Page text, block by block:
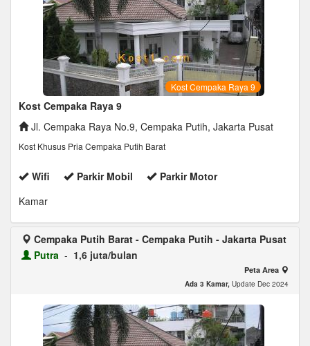
Kost Cempaka Raya 9
Kost Cempaka Raya 9
Jl. Cempaka Raya No.9, Cempaka Putih, Jakarta Pusat
Kost Khusus Pria Cempaka Putih Barat
Wifi Parkir Mobil
Parkir Motor
Kamar
Cempaka Putih Barat - Cempaka Putih - Jakarta Pusat
Putra - 1,6 juta/bulan
Peta Area
Ada 3 Kamar, Update Dec 2024